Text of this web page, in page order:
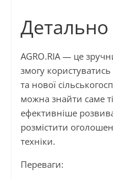
Детально
AGRO.RIA — це
змогу
та нової
можна знайти саме
ефективніше
розмістити
техніки.
Переваги: